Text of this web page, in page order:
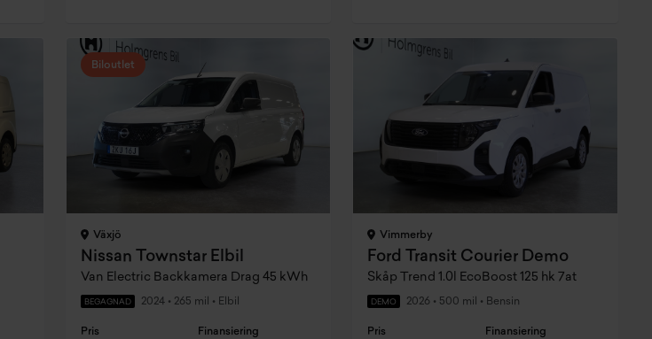
Biloutlet
Växjö
Nissan Townstar Elbil
Van Electric Backkamera Drag 45 kWh
BEGAGNAD 2024 • 265 mil • Elbil
Pris Finansiering
Vimmerby
Ford Transit Courier Demo
Skåp Trend 1.0l EcoBoost 125 hk 7at
DEMO 2026 • 500 mil • Bensin
Pris Finansiering